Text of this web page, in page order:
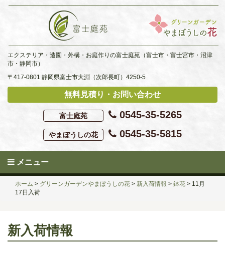
Skip
エクステリア・造園・外構・お庭作りの富士庭苑（富士市・富士宮市・沼津
市・静岡市）
〒417-0801 静岡県富士市大淵（次郎長町）4250-5
無料見積り・お問い合わせ
富士庭苑 0545-35-5265
やまぼうしの花 0545-35-5815
メニュー
ホーム > グリーンガーデンやまぼうしの花 > 新入荷情報 > 鉢花 > 11月
17日入荷
新入荷情報